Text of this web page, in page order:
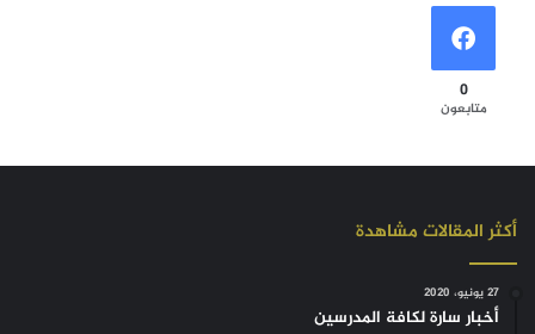
0
متابعون
أكثر المقالات مشاهدة
27 يونيو، 2020
أخبار سارة لكافة المدرسين